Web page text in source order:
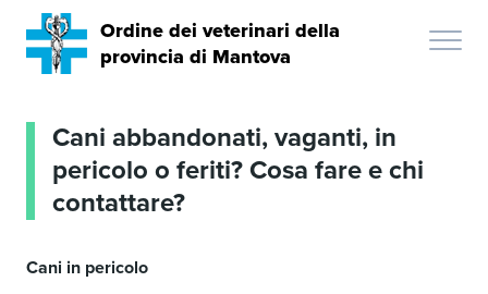
Ordine dei veterinari della
provincia di Mantova
Cani abbandonati, vaganti, in
pericolo o feriti? Cosa fare e chi
contattare?
Cani in pericolo